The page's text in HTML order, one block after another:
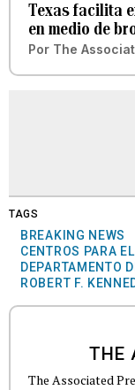
Texas facilita
en medio de
Por The
TAGS
BREAKING NEWS
CENTROS PARA
DEPARTAMENTO
ROBERT F.
THE
The Associated